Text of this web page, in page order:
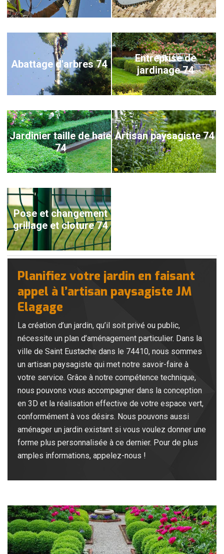
Abattage d'arbres 74
Entreprise de
jardinage 74
Jardinier taille de haie
74
Artisan paysagiste 74
Pose et changement
grillage et cloture 74
Planifiez votre jardin en faisant
appel à l’artisan paysagiste JM
Elagage
La création d’un jardin, qu’il soit privé ou public,
nécessite un plan d’aménagement particulier. Dans la
ville de Saint Eustache dans le 74410, nous sommes
un artisan paysagiste qui met notre savoir-faire à
votre service. Grâce à notre compétence technique,
nous pouvons vous accompagner dans la conception
en 3D et la réalisation effective de votre espace vert,
conformément à vos désirs. Nous pouvons aussi
aménager un jardin existant si vous voulez donner une
forme plus personnalisée à ce dernier. Pour de plus
amples informations, appelez-nous !